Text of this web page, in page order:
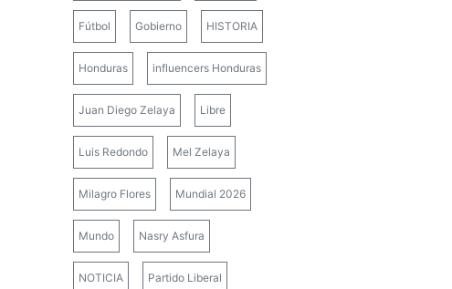
Fútbol Gobierno HISTORIA
Honduras influencers Honduras
Juan Diego Zelaya Libre
Luis Redondo Mel Zelaya
Milagro Flores Mundial 2026
Mundo Nasry Asfura
NOTICIA Partido Liberal